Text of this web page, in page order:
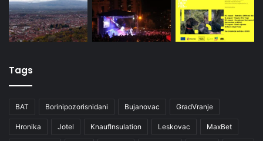
Tags
BAT Borinipozorisnidani Bujanovac GradVranje
Hronika Jotel KnaufInsulation Leskovac MaxBet